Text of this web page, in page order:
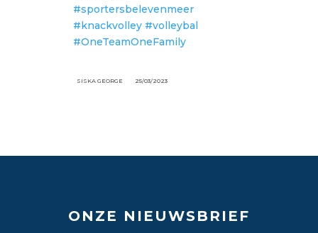
#sportersbelevenmeer
#knackvolley #volleybal
#OneTeamOneFamily
SISKA GEORGE 25/03/2023
ONZE NIEUWSBRIEF